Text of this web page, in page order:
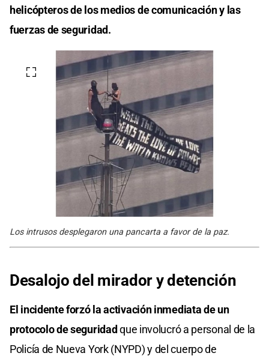
helicópteros de los medios de comunicación y las
fuerzas de seguridad.
Los intrusos desplegaron una pancarta a favor de la paz.
Desalojo del mirador y detención
El incidente forzó la activación inmediata de un
protocolo de seguridadque involucró a personal de la
Policía de Nueva York (NYPD) y del cuerpo de